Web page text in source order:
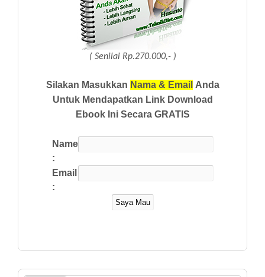
( Senilai Rp.270.000,- )
Silakan Masukkan Nama & Email Anda
Untuk Mendapatkan Link Download
Ebook Ini Secara GRATIS
Name
:
Email
: